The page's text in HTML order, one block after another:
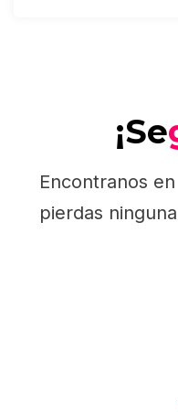
¡Se
Encontranos
pierdas